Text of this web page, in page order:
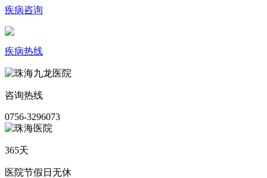
疾病咨询
疾病热线
咨询热线
0756-3296073
365天
医院节假日无休